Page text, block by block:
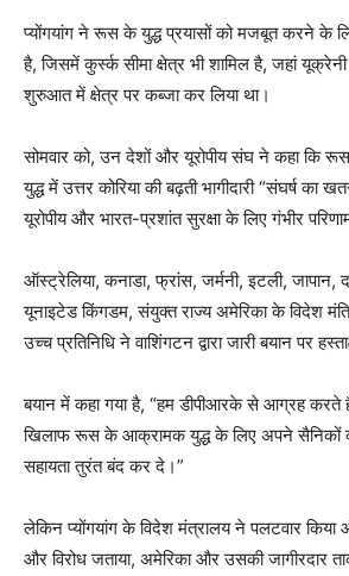
प्योंगयांग ने रूस के युद्ध प्रयासों को मजबूत करने के
है, जिसमें कुर्स्क सीमा क्षेत्र भी शामिल है, जहां
शुरुआत में क्षेत्र पर कब्जा कर लिया था।
सोमवार को, उन देशों और यूरोपीय संघ ने कहा कि
युद्ध में उत्तर कोरिया की बढ़ती भागीदारी “संघर्ष का
यूरोपीय और भारत-प्रशांत सुरक्षा के लिए गंभीर
ऑस्ट्रेलिया, कनाडा, फ्रांस, जर्मनी, इटली, जापान,
यूनाइटेड किंगडम, संयुक्त राज्य अमेरिका के विदेश
उच्च प्रतिनिधि ने वाशिंगटन द्वारा जारी बयान पर
बयान में कहा गया है, “हम डीपीआरके से आग्रह
खिलाफ रूस के आक्रामक युद्ध के लिए अपने सैनिकों
सहायता तुरंत बंद कर दे।”
लेकिन प्योंगयांग के विदेश मंत्रालय ने पलटवार किया
और विरोध जताया, अमेरिका और उसकी जागीरदार